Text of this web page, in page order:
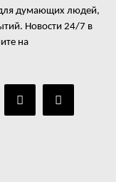
думающих людей,
Новости 24/7 в
на